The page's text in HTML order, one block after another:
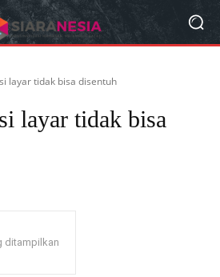
layar tidak bisa disentuh
layar tidak bisa
ditampilkan